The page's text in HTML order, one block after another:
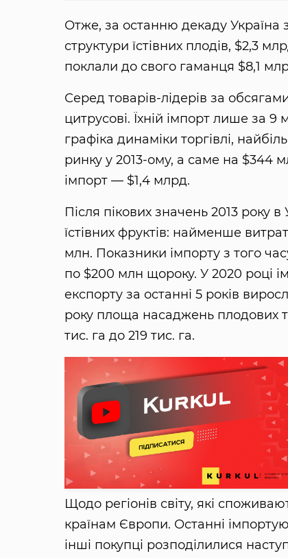
Отже, за останню декаду Україна
структури їстівних плодів, $2,3
поклали до свого гаманця $8,1
Серед товарів-лідерів за
цитрусові. Їхній імпорт лише за
графіка динаміки торгівлі,
ринку у 2013-ому, а саме на $344
імпорт — $1,4 млрд.
Після пікових значень 2013 року
їстівних фруктів: найменше
млн. Показники імпорту з того
по $200 млн щороку. У 2020 році
експорту за останні 5 років
року площа насаджень плодових
тис. га до 219 тис. га.
Щодо регіонів світу, які
країнам Європи. Останні
інші покупці розподілилися